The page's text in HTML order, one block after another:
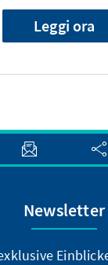
Leggi ora
Newsletter